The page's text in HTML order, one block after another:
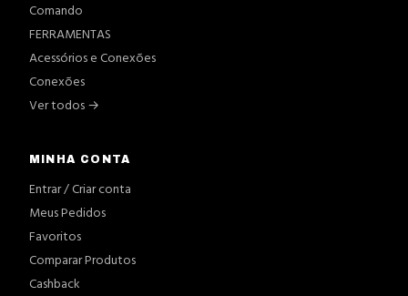
Comando
FERRAMENTAS
Acessórios e Conexões
Conexões
Ver todos →
MINHA CONTA
Entrar / Criar conta
Meus Pedidos
Favoritos
Comparar Produtos
Cashback